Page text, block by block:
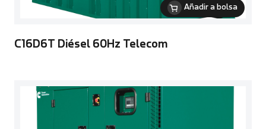
Añadir a bolsa
C16D6T Diésel 60Hz Telecom